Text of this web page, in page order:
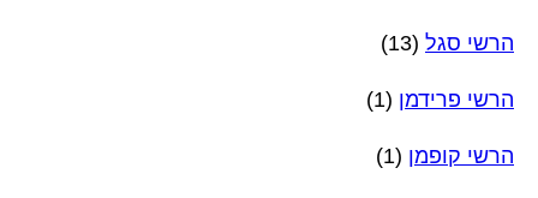
הרשי סגל (13)
הרשי פרידמן (1)
הרשי קופמן (1)